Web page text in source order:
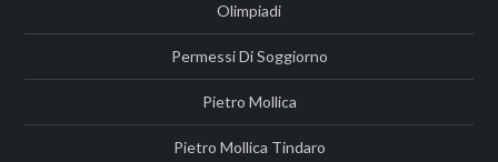
Olimpiadi
Permessi Di Soggiorno
Pietro Mollica
Pietro Mollica Tindaro